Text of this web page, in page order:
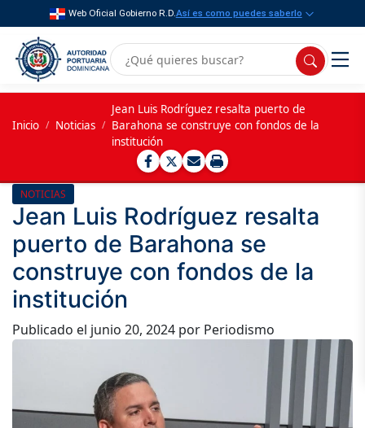
Web Oficial Gobierno R.D.Así es como puedes saberlo
Inicio / Noticias /
Jean Luis Rodríguez resalta puerto de
Barahona se construye con fondos de la
institución
NOTICIAS
Jean Luis Rodríguez resalta
puerto de Barahona se
construye con fondos de la
institución
Publicado el junio 20, 2024 por Periodismo